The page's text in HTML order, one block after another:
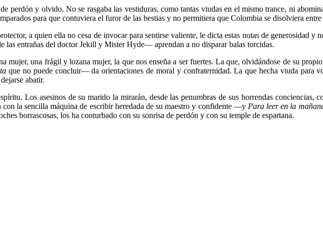
perdón y olvido. No se rasgaba las vestiduras, como tantas viudas en el mismo trance, ni
para que contuviera el furor de las bestias y no permitiera que Colombia se disolviera entre
a quien ella no cesa de invocar para sentirse valiente, le dicta estas notas de generosidad y
las entrañas del doctor Jekill y Mister Hyde— aprendan a no disparar balas torcidas.
mujer, una frágil y lozana mujer, la que nos enseña a ser fuertes. La que, olvidándose de su
que no puede concluir— da orientaciones de moral y confraternidad. La que hecha viuda para
abatir.
Los asesinos de su marido la mirarán, desde las penumbras de sus horrendas conciencias,
la sencilla máquina de escribir heredada de su maestro y confidente —y Para leer en la
borrascosas, los ha conturbado con su sonrisa de perdón y con su temple de espartana.